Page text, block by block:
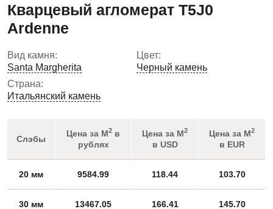
Кварцевый агломерат T5J0
Ardenne
Вид камня:
Santa Margherita
Цвет:
Черный камень
Страна:
Итальянский камень
Слэбы
Цена за М2 в
рублях
Цена за М2
в USD
Цена за М2
в EUR
20 мм 9584.99 118.44 103.70
30 мм 13467.05 166.41 145.70